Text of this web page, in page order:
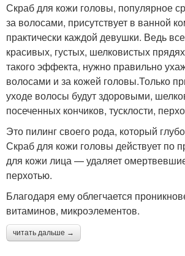
Скраб для кожи головы, популярное
за волосами, присутствует в ванной
практически каждой девушки. Ведь
красивых, густых, шелковистых
такого эффекта, нужно правильно
волосами и за кожей головы.Только
уходе волосы будут здоровыми,
посеченных кончиков, тусклости,
Это пилинг своего рода, который
Скраб для кожи головы действует по
для кожи лица — удаляет
перхотью.
Благодаря ему облегчается
витаминов, микроэлементов.
читать дальше →